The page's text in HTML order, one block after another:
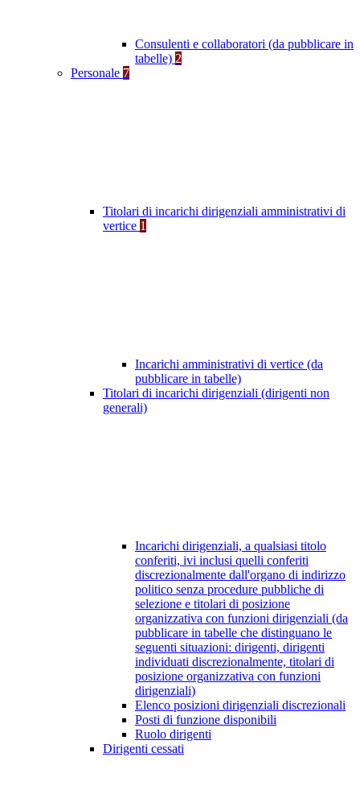
Consulenti e collaboratori (da pubblicare in
tabelle) 2
Personale 7
Titolari di incarichi dirigenziali amministrativi di
vertice 1
Incarichi amministrativi di vertice (da
pubblicare in tabelle)
Titolari di incarichi dirigenziali (dirigenti non
generali)
Incarichi dirigenziali, a qualsiasi titolo
conferiti, ivi inclusi quelli conferiti
discrezionalmente dall'organo di indirizzo
politico senza procedure pubbliche di
selezione e titolari di posizione
organizzativa con funzioni dirigenziali (da
pubblicare in tabelle che distinguano le
seguenti situazioni: dirigenti, dirigenti
individuati discrezionalmente, titolari di
posizione organizzativa con funzioni
dirigenziali)
Elenco posizioni dirigenziali discrezionali
Posti di funzione disponibili
Ruolo dirigenti
Dirigenti cessati